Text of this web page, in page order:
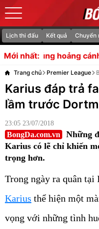
Lịch thi đấu Kết quả Chuyển
Mới nhất:
cánh trái HLV
Trang chủ Premier League
Karius đáp trả
lầm trước
23:05 23/07/2018
BongDa.com.vn
Những
Karius có lẽ chỉ khiến
trọng hơn.
Trong ngày ra quân
Karius thể hiện một
vọng với những tình